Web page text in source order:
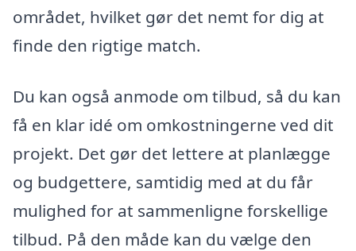
området, hvilket gør det nemt for dig at
finde den rigtige match.
Du kan også anmode om tilbud, så du kan
få en klar idé om omkostningerne ved dit
projekt. Det gør det lettere at planlægge
og budgettere, samtidig med at du får
mulighed for at sammenligne forskellige
tilbud. På den måde kan du vælge den